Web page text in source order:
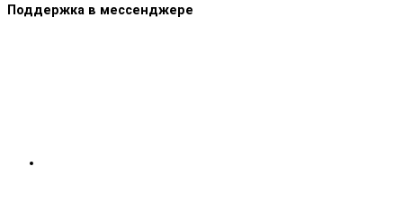
Поддержка в мессенджере